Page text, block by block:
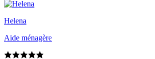
Helena
Aide ménagère